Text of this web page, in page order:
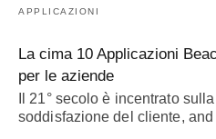
APPLICAZIONI
La cima 10 Applicazioni
per le aziende
Il 21° secolo è incentrato
soddisfazione del cliente, and